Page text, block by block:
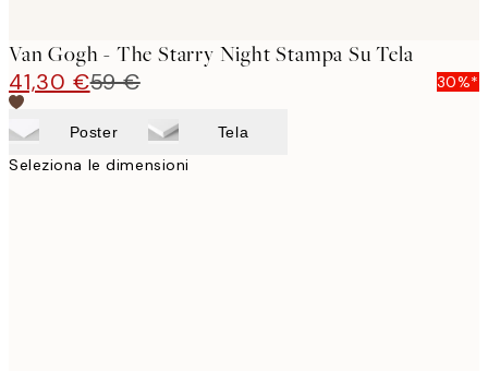
Van Gogh - The Starry Night Stampa Su Tela
41,30 €59 € 30%*
Poster Tela
Seleziona le dimensioni